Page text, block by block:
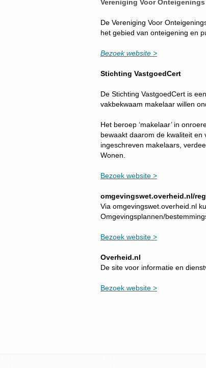
Vereniging Voor
De Vereniging Voor
het gebied van onteigening en
Bezoek website >
Stichting VastgoedCert
De Stichting VastgoedCert is
vakbekwaam makelaar willen
Het beroep ‘makelaar’ in
bewaakt daarom de kwaliteit
ingeschreven makelaars,
Wonen.
Bezoek website >
omgevingswet.overheid.nl/
Via omgevingswet.overheid.nl
Omgevingsplannen/
Bezoek website >
Overheid.nl
De site voor informatie en
Bezoek website >